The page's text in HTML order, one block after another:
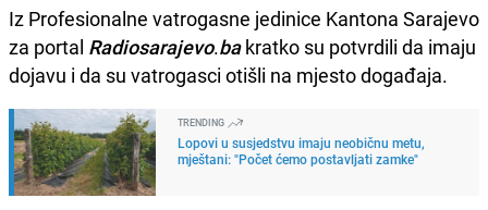
Iz Profesionalne vatrogasne jedinice Kantona Sarajevo
za portal Radiosarajevo.bakratko su potvrdili da imaju
dojavu i da su vatrogasci otišli na mjesto događaja.
TRENDING
Lopovi u susjedstvu imaju neobičnu metu,
mještani: "Počet ćemo postavljati zamke"